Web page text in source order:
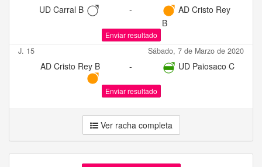
UD Carral B -
AD Cristo Rey
B
Enviar resultado
J. 15 Sábado, 7 de Marzo de 2020
AD Cristo Rey B - UD Paiosaco C
Enviar resultado
Ver racha completa